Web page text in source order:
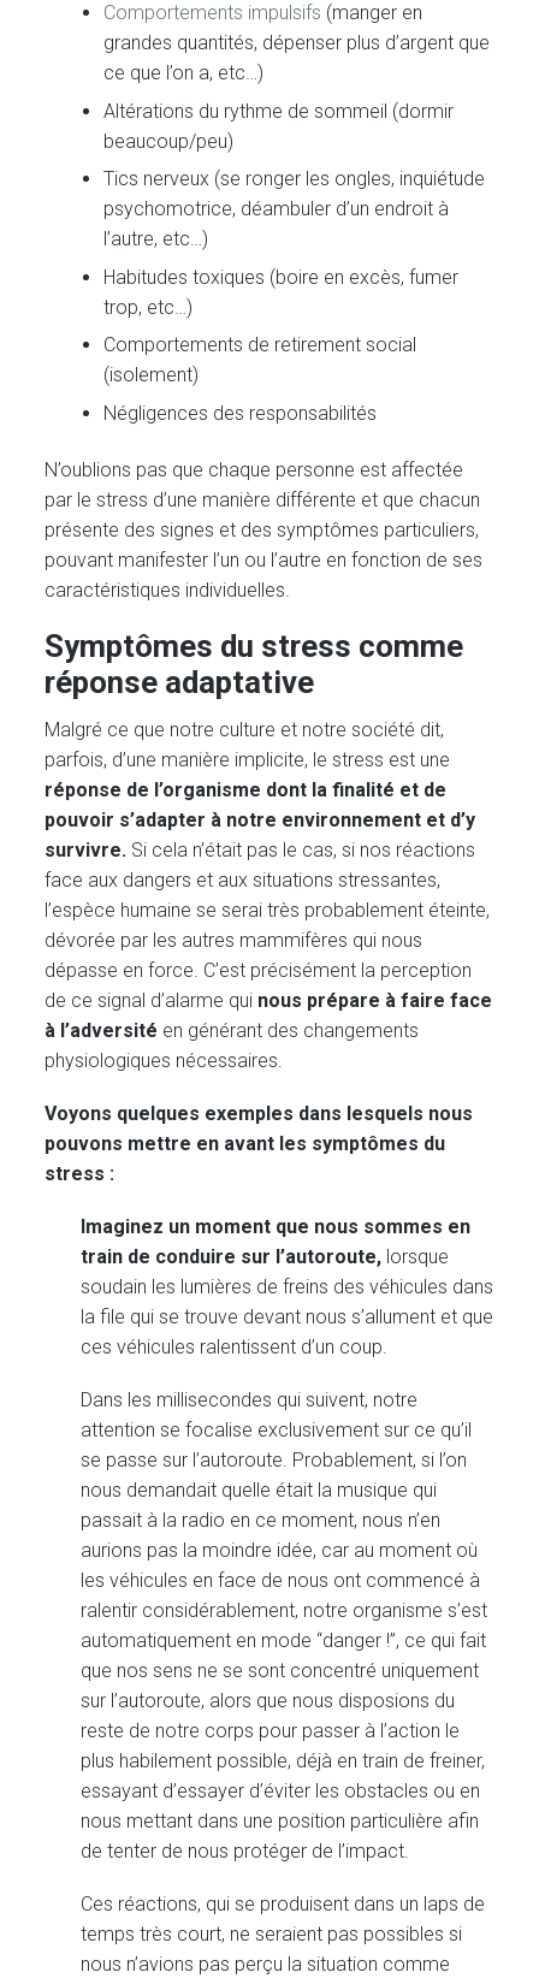
Comportements impulsifs (manger en
grandes quantités, dépenser plus d’argent que
ce que l’on a, etc…)
Altérations du rythme de sommeil (dormir
beaucoup/peu)
Tics nerveux (se ronger les ongles, inquiétude
psychomotrice, déambuler d’un endroit à
l’autre, etc…)
Habitudes toxiques (boire en excès, fumer
trop, etc…)
Comportements de retirement social
(isolement)
Négligences des responsabilités
N’oublions pas que chaque personne est affectée
par le stress d’une manière différente et que chacun
présente des signes et des symptômes particuliers,
pouvant manifester l’un ou l’autre en fonction de ses
caractéristiques individuelles.
Symptômes du stress comme
réponse adaptative
Malgré ce que notre culture et notre société dit,
parfois, d’une manière implicite, le stress est une
réponse de l’organisme dont la finalité et de
pouvoir s’adapter à notre environnement et d’y
survivre. Si cela n’était pas le cas, si nos réactions
face aux dangers et aux situations stressantes,
l’espèce humaine se serai très probablement éteinte,
dévorée par les autres mammifères qui nous
dépasse en force. C’est précisément la perception
de ce signal d’alarme qui nous prépare à faire face
à l’adversité en générant des changements
physiologiques nécessaires.
Voyons quelques exemples dans lesquels nous
pouvons mettre en avant les symptômes du
stress :
Imaginez un moment que nous sommes en
train de conduire sur l’autoroute, lorsque
soudain les lumières de freins des véhicules dans
la file qui se trouve devant nous s’allument et que
ces véhicules ralentissent d’un coup.
Dans les millisecondes qui suivent, notre
attention se focalise exclusivement sur ce qu’il
se passe sur l’autoroute. Probablement, si l’on
nous demandait quelle était la musique qui
passait à la radio en ce moment, nous n’en
aurions pas la moindre idée, car au moment où
les véhicules en face de nous ont commencé à
ralentir considérablement, notre organisme s’est
automatiquement en mode “danger !”, ce qui fait
que nos sens ne se sont concentré uniquement
sur l’autoroute, alors que nous disposions du
reste de notre corps pour passer à l’action le
plus habilement possible, déjà en train de freiner,
essayant d’essayer d’éviter les obstacles ou en
nous mettant dans une position particulière afin
de tenter de nous protéger de l’impact.
Ces réactions, qui se produisent dans un laps de
temps très court, ne seraient pas possibles si
nous n’avions pas perçu la situation comme